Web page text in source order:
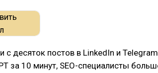
десяток постов в LinkedIn и
за 10 минут, SEO-специалисты